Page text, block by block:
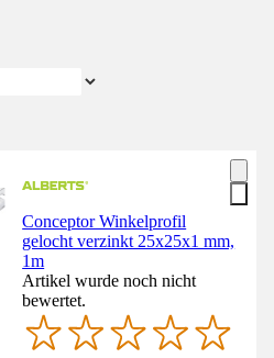
Conceptor Winkelprofil
gelocht verzinkt 25x25x1 mm,
1m
Artikel wurde noch nicht
bewertet.